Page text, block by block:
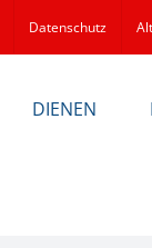
Datenschutz
DIENEN